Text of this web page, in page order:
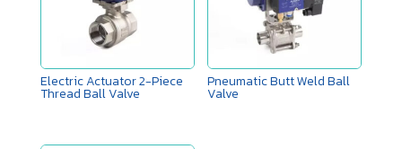
Electric Actuator 2-Piece
Thread Ball Valve
Pneumatic Butt Weld Ball
Valve